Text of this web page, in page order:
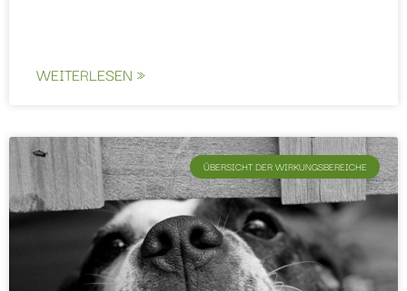
WEITERLESEN »
ÜBERSICHT DER WIRKUNGSBEREICHE